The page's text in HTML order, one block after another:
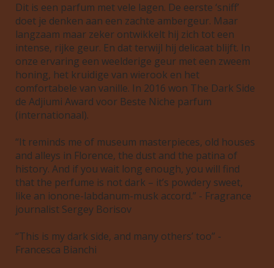
Dit is een parfum met vele lagen. De eerste ‘sniff’
doet je denken aan een zachte ambergeur. Maar
langzaam maar zeker ontwikkelt hij zich tot een
intense, rijke geur. En dat terwijl hij delicaat blijft. In
onze ervaring een weelderige geur met een zweem
honing, het kruidige van wierook en het
comfortabele van vanille. In 2016 won The Dark Side
de Adjiumi Award voor Beste Niche parfum
(internationaal).
“It reminds me of museum masterpieces, old houses
and alleys in Florence, the dust and the patina of
history. And if you wait long enough, you will find
that the perfume is not dark – it’s powdery sweet,
like an ionone-labdanum-musk accord.” - Fragrance
journalist Sergey Borisov
“This is my dark side, and many others’ too” -
Francesca Bianchi